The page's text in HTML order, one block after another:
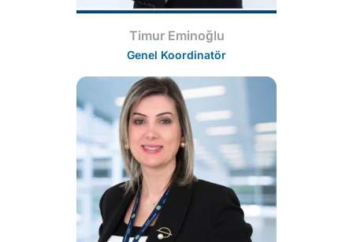
Timur Eminoğlu
Genel Koordinatör